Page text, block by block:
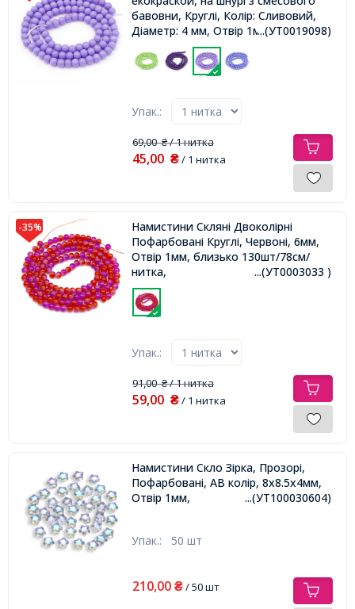
бавовни, Круглі, Колір: Сливовий,
Діаметр: 4 мм, Отвір 1мм, близько
100шт/41см/нитка,
...(УТ0019098)
Упак.:
69,00₴/ 1 нитка
45,00 ₴/ 1 нитка
-35%
Намистини Скляні Двоколірні
Пофарбовані Круглі, Червоні, 6мм,
Отвір 1мм, близько 130шт/78см/
нитка,
...(УТ0003033 )
Упак.:
91,00₴/ 1 нитка
59,00 ₴/ 1 нитка
Намистини Скло Зірка, Прозорі,
Пофарбовані, АВ колір, 8х8.5х4мм,
Отвір 1мм,
...(УТ100030604)
Упак.: 50 шт
210,00 ₴/ 50 шт